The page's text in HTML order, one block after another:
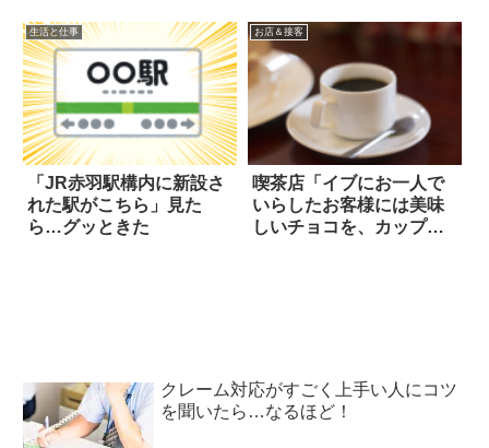
生活と仕事
「JR赤羽駅構内に新設さ
れた駅がこちら」見た
ら…グッときた
お店＆接客
喫茶店「イブにお一人で
いらしたお客様には美味
しいチョコを、カップル
クレーム対応がすごく上手い人にコツ
を聞いたら…なるほど！